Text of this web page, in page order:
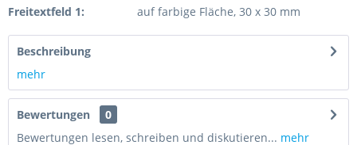
Freitextfeld 1:
auf farbige Fläche, 30 x 30 mm
Beschreibung
mehr
Bewertungen
0
Bewertungen lesen, schreiben und diskutieren... mehr